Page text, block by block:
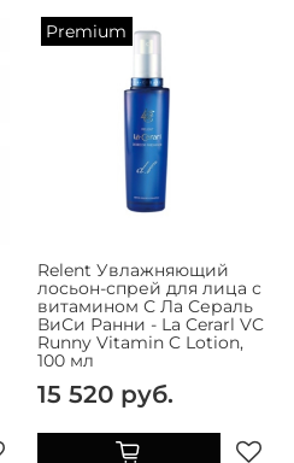
Premium
Relent Увлажняющий
лосьон-спрей для лица с
витамином С Ла Сераль
ВиСи Ранни - La Cerarl VC
Runny Vitamin C Lotion,
100 мл
15 520 руб.